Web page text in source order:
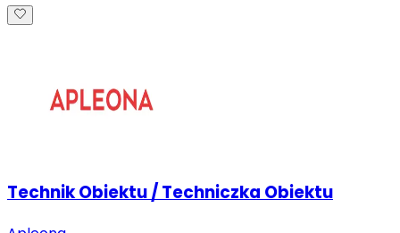
Technik Obiektu / Techniczka Obiektu